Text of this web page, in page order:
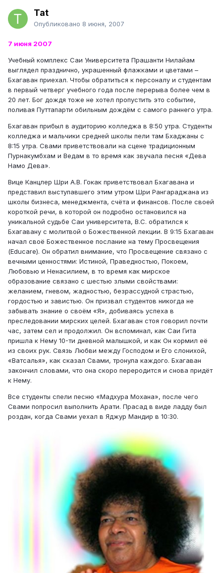
Tat
Опубликовано 8 июня, 2007
7 июня 2007
Учебный комплекс Саи Университета Прашанти Нилайам
выглядел празднично, украшенный флажками и цветами –
Бхагаван приехал. Чтобы обратиться к персоналу и студентам
в первый четверг учебного года после перерыва более чем в
20 лет. Бог дождя тоже не хотел пропустить это событие,
поливая Путтапарти обильным дождём с самого раннего утра.
Бхагаван прибыл в аудиторию колледжа в 8:50 утра. Студенты
колледжа и мальчики средней школы пели там Бхаджаны с
8:15 утра. Свами приветствовали на сцене традиционным
Пурнакумбхам и Ведам в то время как звучала песня «Дева
Намо Дева».
Вице Канцлер Шри А.В. Гокак приветствовал Бхагавана и
представил выступавшего этим утром Шри Рангараджана из
школы бизнеса, менеджмента, счёта и финансов. После своей
короткой речи, в которой он подробно остановился на
уникальной судьбе Саи университета, В.С. обратился к
Бхагавану с молитвой о Божественной лекции. В 9:15 Бхагаван
начал своё Божественное послание на тему Просвещения
(Educare). Он обратил внимание, что Просвещение связано с
вечными ценностями: Истиной, Праведностью, Покоем,
Любовью и Ненасилием, в то время как мирское
образование связано с шестью злыми свойствами:
желанием, гневом, жадностью, безрассудной страстью,
гордостью и завистью. Он призвал студентов никогда не
забывать знание о своём «Я», добиваясь успеха в
преследовании мирских целей. Бхагаван стоя говорил почти
час, затем сел и продолжил. Он вспоминал, как Саи Гита
пришла к Нему 10-ти дневной малышкой, и как Он кормил её
из своих рук. Связь Любви между Господом и Его слонихой,
«Ватсалья», как сказал Свами, тронула каждого. Бхагаван
закончил словами, что она скоро переродится и снова придёт
к Нему.
Все студенты спели песню «Мадхура Мохана», после чего
Свами попросил выполнить Арати. Прасад в виде ладду был
роздан, когда Свами уехал в Яджур Мандир в 10:30.